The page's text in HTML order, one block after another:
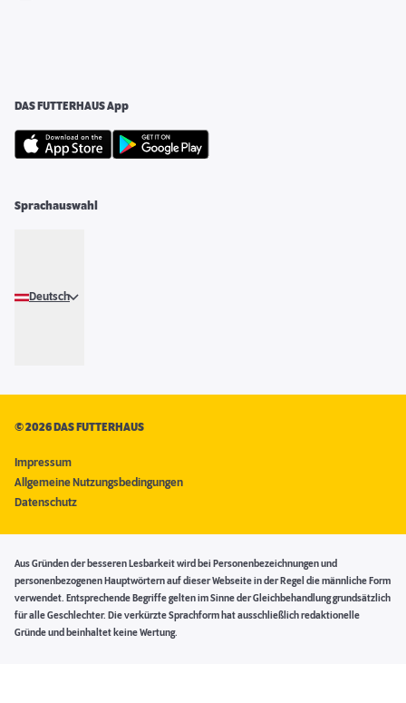
DAS FUTTERHAUS App
Sprachauswahl
Deutsch
©2026 DAS FUTTERHAUS
Impressum
Allgemeine Nutzungsbedingungen
Datenschutz
Aus Gründen der besseren Lesbarkeit wird bei Personenbezeichnungen und
personenbezogenen Hauptwörtern auf dieser Webseite in der Regel die männliche Form
verwendet. Entsprechende Begriffe gelten im Sinne der Gleichbehandlung grundsätzlich
für alle Geschlechter. Die verkürzte Sprachform hat ausschließlich redaktionelle
Gründe und beinhaltet keine Wertung.